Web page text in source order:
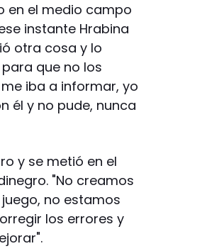
en el medio campo
instante Hrabina
otra cosa y lo
que no los
iba a informar, yo
él y no pude, nunca
y se metió en el
"No creamos
no estamos
los errores y